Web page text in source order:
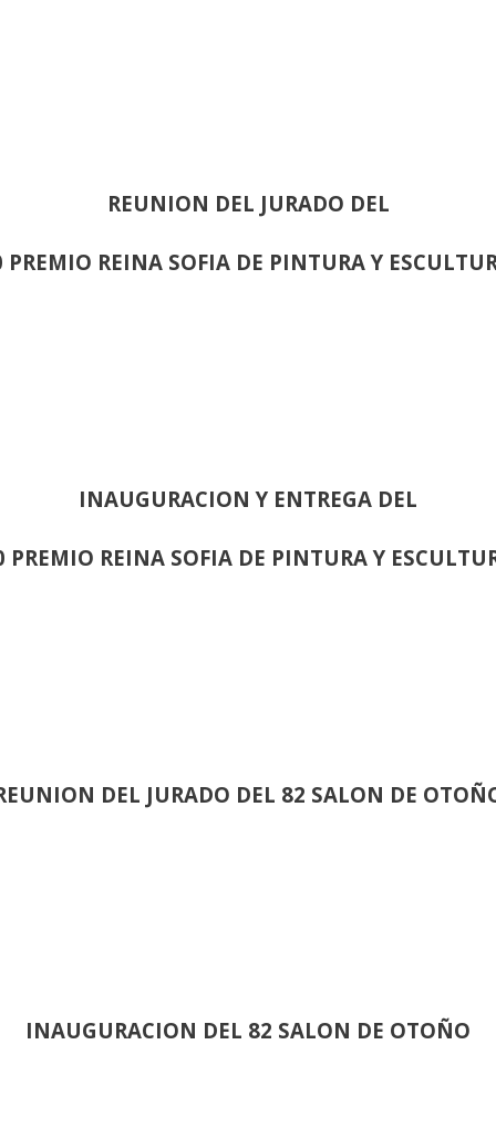
REUNION DEL JURADO DEL
PREMIO REINA SOFIA DE PINTURA Y
INAUGURACION Y ENTREGA DEL
PREMIO REINA SOFIA DE PINTURA Y
DEL JURADO DEL 82 SALON DE
INAUGURACION DEL 82 SALON DE OTOÑO